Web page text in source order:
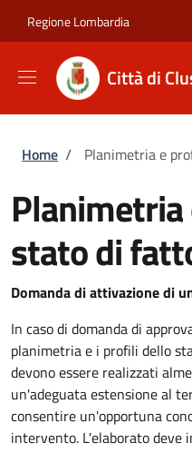
Regione Lombardia
Città di
Briciole di
Home / Planimetria e
stato di
Domanda di attivazione di
In caso di domanda di
planimetria e i profili dello
devono essere realizzati
un'adeguata estensione al
consentire un'opportuna
intervento. L'elaborato deve